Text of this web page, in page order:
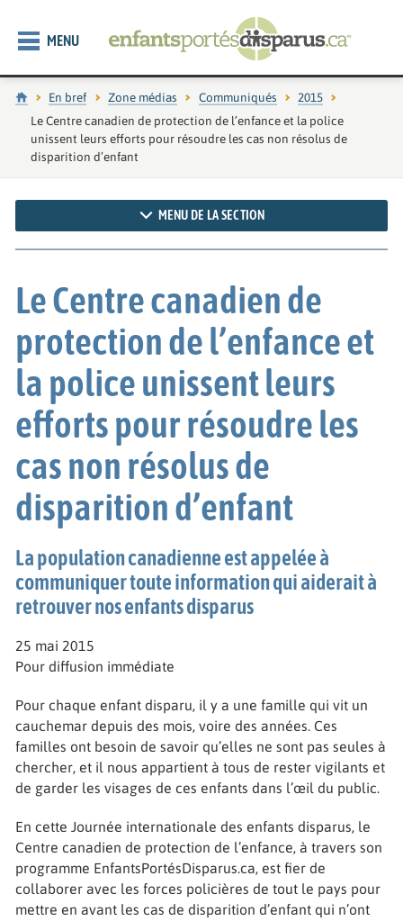
MENU
Accueil
En bref Zone médias Communiqués
2015
Page actuelle :
Le Centre canadien de protection de l’enfance et la police
unissent leurs efforts pour résoudre les cas non résolus de
disparition d’enfant
MENU DE LA SECTION
Le Centre canadien de
protection de l’enfance et
la police unissent leurs
efforts pour résoudre les
cas non résolus de
disparition d’enfant
La population canadienne est appelée à
communiquer toute information qui aiderait à
retrouver nos enfants disparus
25 mai 2015
Pour diffusion immédiate
Pour chaque enfant disparu, il y a une famille qui vit un
cauchemar depuis des mois, voire des années. Ces
familles ont besoin de savoir qu’elles ne sont pas seules à
chercher, et il nous appartient à tous de rester vigilants et
de garder les visages de ces enfants dans l’œil du public.
En cette Journée internationale des enfants disparus, le
Centre canadien de protection de l’enfance, à travers son
programme EnfantsPortésDisparus.ca, est fier de
collaborer avec les forces policières de tout le pays pour
mettre en avant les cas de disparition d’enfant qui n’ont